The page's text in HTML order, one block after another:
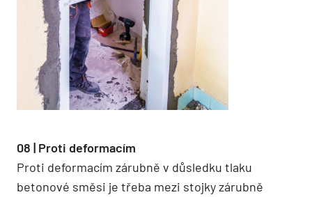
08 | Proti deformacím
Proti deformacím zárubně v důsledku tlaku
betonové směsi je třeba mezi stojky zárubně